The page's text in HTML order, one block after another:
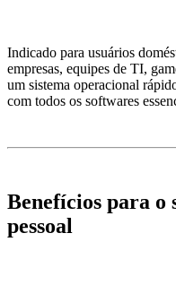
Indicado para usuários
empresas, equipes de TI,
um sistema operacional
com todos os softwares
Benefícios para o
pessoal